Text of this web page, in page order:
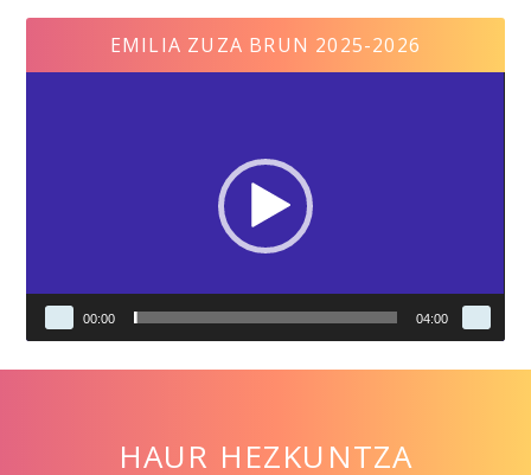
EMILIA ZUZA BRUN 2025-2026
00:00 04:00
HAUR HEZKUNTZA